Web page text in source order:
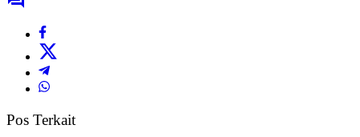
Pos Terkait